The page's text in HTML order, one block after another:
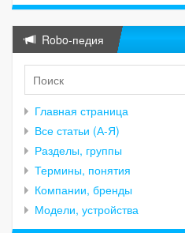
Robo-педия
Главная страница
Все статьи (А-Я)
Разделы, группы
Термины, понятия
Компании, бренды
Модели, устройства